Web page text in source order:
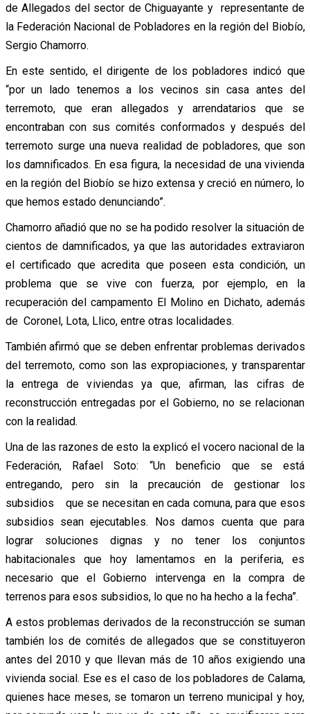
de Allegados del sector de Chiguayante y representante de
la Federación Nacional de Pobladores en la región del Biobío,
Sergio Chamorro.
En este sentido, el dirigente de los pobladores indicó que
“por un lado tenemos a los vecinos sin casa antes del
terremoto, que eran allegados y arrendatarios que se
encontraban con sus comités conformados y después del
terremoto surge una nueva realidad de pobladores, que son
los damnificados. En esa figura, la necesidad de una vivienda
en la región del Biobío se hizo extensa y creció en número, lo
que hemos estado denunciando”.
Chamorro añadió que no se ha podido resolver la situación de
cientos de damnificados, ya que las autoridades extraviaron
el certificado que acredita que poseen esta condición, un
problema que se vive con fuerza, por ejemplo, en la
recuperación del campamento El Molino en Dichato, además
de Coronel, Lota, Llico, entre otras localidades.
También afirmó que se deben enfrentar problemas derivados
del terremoto, como son las expropiaciones, y transparentar
la entrega de viviendas ya que, afirman, las cifras de
reconstrucción entregadas por el Gobierno, no se relacionan
con la realidad.
Una de las razones de esto la explicó el vocero nacional de la
Federación, Rafael Soto: “Un beneficio que se está
entregando, pero sin la precaución de gestionar los
subsidios que se necesitan en cada comuna, para que esos
subsidios sean ejecutables. Nos damos cuenta que para
lograr soluciones dignas y no tener los conjuntos
habitacionales que hoy lamentamos en la periferia, es
necesario que el Gobierno intervenga en la compra de
terrenos para esos subsidios, lo que no ha hecho a la fecha”.
A estos problemas derivados de la reconstrucción se suman
también los de comités de allegados que se constituyeron
antes del 2010 y que llevan más de 10 años exigiendo una
vivienda social. Ese es el caso de los pobladores de Calama,
quienes hace meses, se tomaron un terreno municipal y hoy,